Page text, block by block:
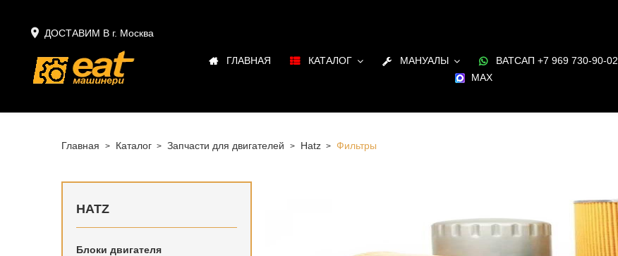
 ДОСТАВИМ В г. Москва
ГЛАВНАЯ КАТАЛОГ МАНУАЛЫ ВАТСАП +7 969 730-90-02
MAX
Главная Каталог Запчасти для двигателей Hatz Фильтры
HATZ
Блоки двигателя